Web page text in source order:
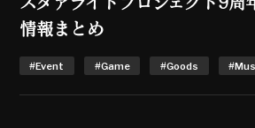
情報まとめ
#Event #Game #Goods